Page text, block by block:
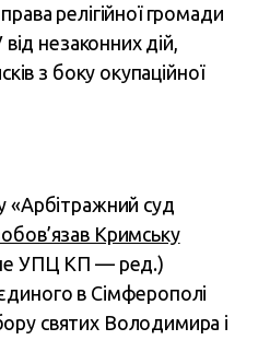
релігійної громади
незаконних дій,
з боку окупаційної
«Арбітражний суд
Кримську
УПЦ КП — ред.)
в Сімферополі
святих Володимира і